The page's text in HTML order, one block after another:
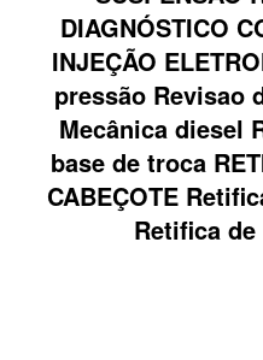
DIAGNÓSTICO
INJEÇÃO
pressão Revisao
Mecânica diesel
base de troca
CABEÇOTE
Retifica